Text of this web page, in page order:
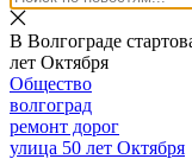
В Волгограде
лет Октября
Общество
волгоград
ремонт дорог
улица 50 лет Октября